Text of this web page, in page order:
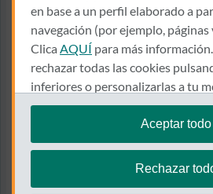
Seguros de coche online
en base a un perfil elaborado a
navegación (por ejemplo, páginas
Clica AQUÍ para más
rechazar todas las cookies
inferiores o personalizarlas a tu
en"configurar cookies".
Te recordamos que puedes
cookies en cualquier momento en
Aceptar todo
Rechazar